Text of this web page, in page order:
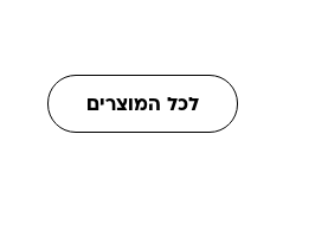
לכל המוצרים